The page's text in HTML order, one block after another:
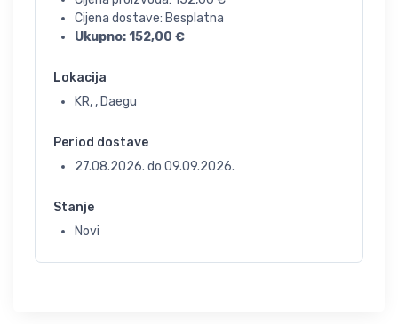
Cijena dostave: Besplatna
Ukupno:152,00 €
Lokacija
KR, , Daegu
Period dostave
27.08.2026. do 09.09.2026.
Stanje
Novi